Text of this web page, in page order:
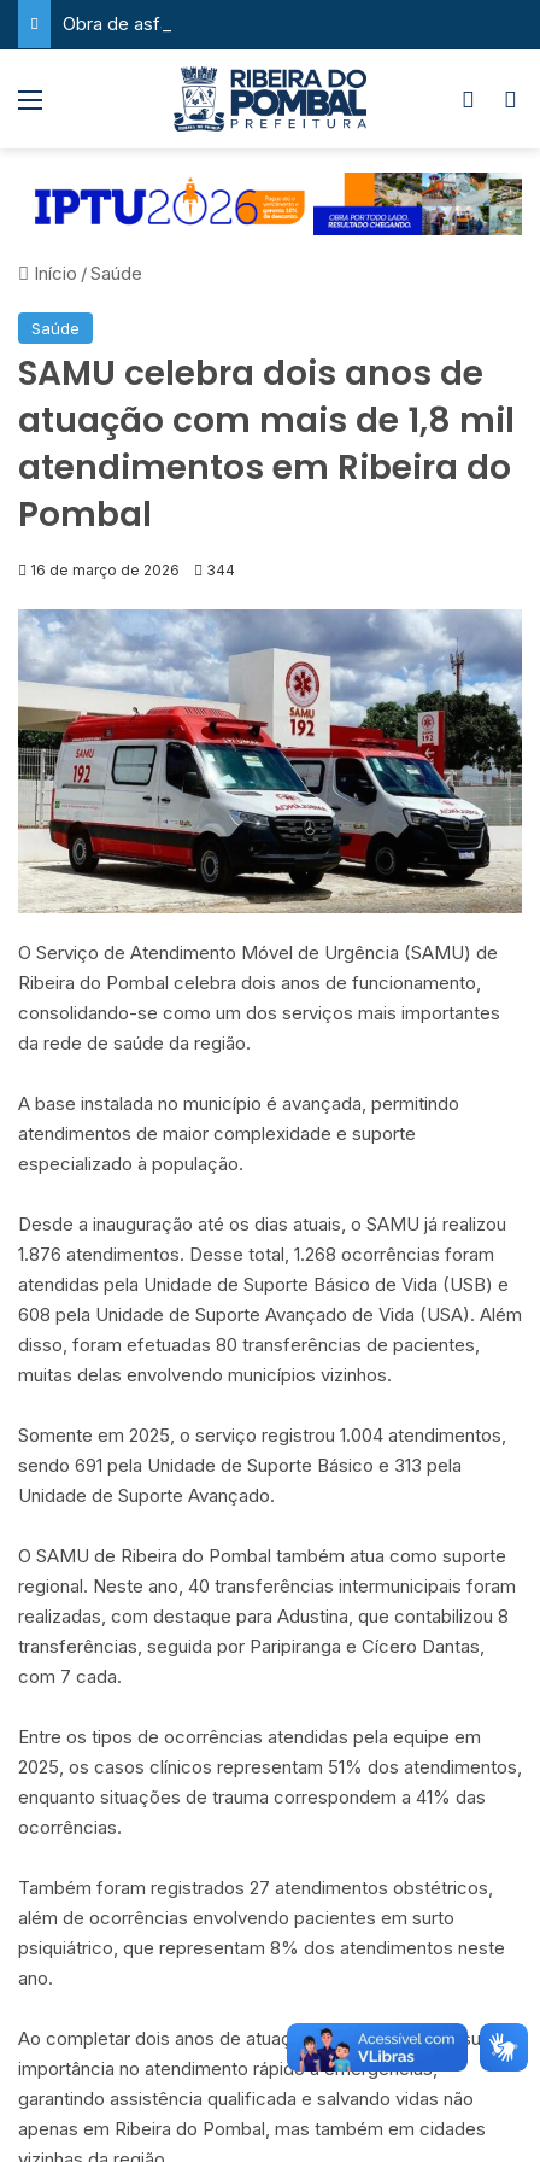
Início /Saúde
Saúde
SAMU celebra dois anos de
atuação com mais de 1,8 mil
atendimentos em Ribeira do
Pombal
16 de março de 2026 344
O Serviço de Atendimento Móvel de Urgência (SAMU) de
Ribeira do Pombal celebra dois anos de funcionamento,
consolidando-se como um dos serviços mais importantes
da rede de saúde da região.
A base instalada no município é avançada, permitindo
atendimentos de maior complexidade e suporte
especializado à população.
Desde a inauguração até os dias atuais, o SAMU já realizou
1.876 atendimentos. Desse total, 1.268 ocorrências foram
atendidas pela Unidade de Suporte Básico de Vida (USB) e
608 pela Unidade de Suporte Avançado de Vida (USA). Além
disso, foram efetuadas 80 transferências de pacientes,
muitas delas envolvendo municípios vizinhos.
Somente em 2025, o serviço registrou 1.004 atendimentos,
sendo 691 pela Unidade de Suporte Básico e 313 pela
Unidade de Suporte Avançado.
O SAMU de Ribeira do Pombal também atua como suporte
regional. Neste ano, 40 transferências intermunicipais foram
realizadas, com destaque para Adustina, que contabilizou 8
transferências, seguida por Paripiranga e Cícero Dantas,
com 7 cada.
Entre os tipos de ocorrências atendidas pela equipe em
2025, os casos clínicos representam 51% dos atendimentos,
enquanto situações de trauma correspondem a 41% das
ocorrências.
Também foram registrados 27 atendimentos obstétricos,
além de ocorrências envolvendo pacientes em surto
psiquiátrico, que representam 8% dos atendimentos neste
ano.
Ao completar dois anos de atuação, o SAMU reforça sua
importância no atendimento rápido a emergências,
garantindo assistência qualificada e salvando vidas não
apenas em Ribeira do Pombal, mas também em cidades